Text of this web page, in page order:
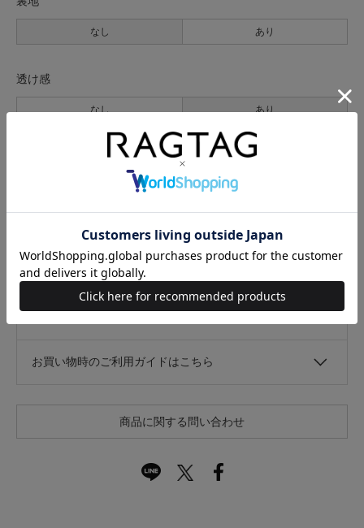
なし あり
透け感
なし あり
なし
お買い物時のご利用ガイドはこちら
商品に関する問い合わせ